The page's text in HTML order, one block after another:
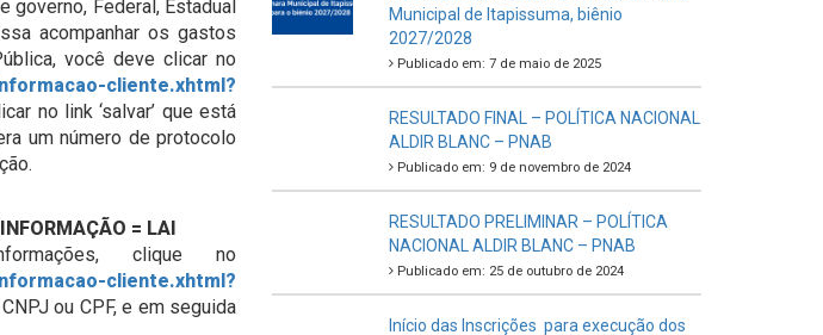
Federal, Estadual
acompanhar os gastos
você deve clicar no
cliente.xhtml?
no link ‘salvar’ que está
um número de protocolo
= LAI
clique no
cliente.xhtml?
ou CPF, e em seguida
Municipal de Itapissuma, biênio
2027/2028
Publicado em: 7 de maio de 2025
RESULTADO FINAL – POLÍTICA NACIONAL
ALDIR BLANC – PNAB
Publicado em: 9 de novembro de 2024
RESULTADO PRELIMINAR – POLÍTICA
NACIONAL ALDIR BLANC – PNAB
Publicado em: 25 de outubro de 2024
Início das Inscrições para execução dos